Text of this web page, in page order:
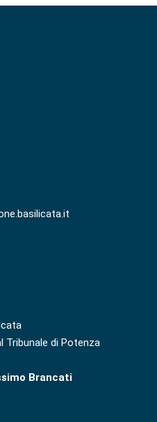
Tribunale di Potenza
Brancati